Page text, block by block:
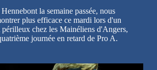
la semaine passée, nous
plus efficace ce mardi lors d'un
périlleux chez les Mainéliens d'Angers,
journée en retard de Pro A.